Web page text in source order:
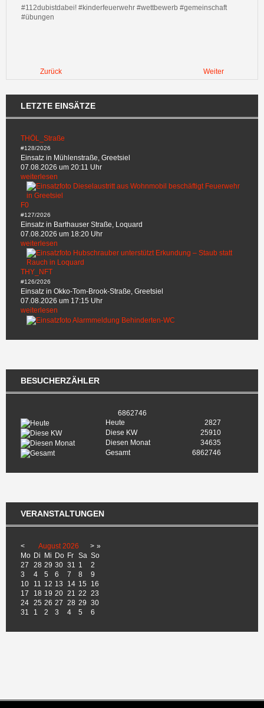
#112dubistdabei! #kinderfeuerwehr #wettbewerb #gemeinschaft
#übungen
Zurück Weiter
LETZTE EINSÄTZE
THÖL_Straße
#128/2026
Einsatz in Mühlenstraße, Greetsiel
07.08.2026 um 20:11 Uhr
weiterlesen
F0
#127/2026
Einsatz in Barthauser Straße, Loquard
07.08.2026 um 18:20 Uhr
weiterlesen
THY_NFT
#126/2026
Einsatz in Okko-Tom-Brook-Straße, Greetsiel
07.08.2026 um 17:15 Uhr
weiterlesen
BESUCHERZÄHLER
6862746
Heute
2827
Diese KW
25910
Diesen Monat
34635
Gesamt
6862746
VERANSTALTUNGEN
< August 2026 > »
Mo Di Mi Do Fr Sa So
27
28 29 30 31 1
2
3
4 5 6 7 8
9
10
11 12 13 14 15
16
17
18 19 20 21 22 23
24 25 26 27 28 29 30
31
1 2 3 4 5 6